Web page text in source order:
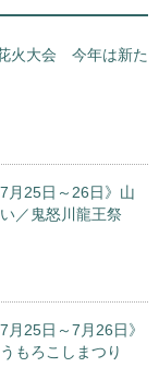
火大会 今年は新た
月25日～26日》山
／鬼怒川龍王祭
25日～7月26日》
もろこしまつり